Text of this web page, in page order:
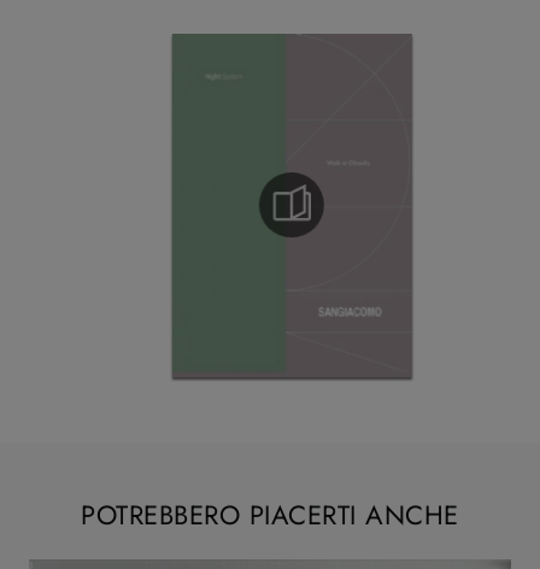
POTREBBERO PIACERTI ANCHE